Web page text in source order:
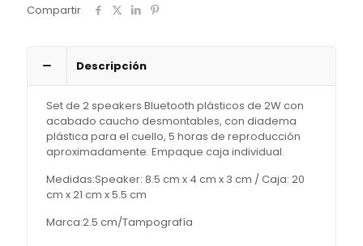
Compartir
Descripción
Set de 2 speakers Bluetooth plásticos de 2W con
acabado caucho desmontables, con diadema
plástica para el cuello, 5 horas de reproducción
aproximadamente. Empaque caja individual.
Medidas:Speaker: 8.5 cm x 4 cm x 3 cm / Caja: 20
cm x 21 cm x 5.5 cm
Marca:2.5 cm/Tampografía